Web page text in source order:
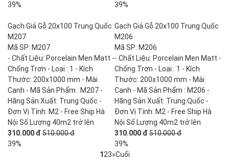
39%
39%
Gạch Giả Gỗ 20x100 Trung Quốc
M207
Mã SP: M207
- Chất Liệu: Porcelain Men Matt -
Chống Trơn - Loại : 1 - Kích
Thước: 200x1000 mm - Mài
Cạnh - Mã Sản Phẩm : M207 -
Hãng Sản Xuất: Trung Quốc -
Đơn Vị Tính: M2 - Free Ship Hà
Nội Số Lượng 40m2 trở lên
310.000 đ 510.000 đ
39%
Gạch Giả Gỗ 20x100 Trung Quốc
M206
Mã SP: M206
- Chất Liệu: Porcelain Men Matt -
Chống Trơn - Loại : 1 - Kích
Thước: 200x1000 mm - Mài
Cạnh - Mã Sản Phẩm : M206 -
Hãng Sản Xuất: Trung Quốc -
Đơn Vị Tính: M2 - Free Ship Hà
Nội Số Lượng 40m2 trở lên
310.000 đ 510.000 đ
39%
1 23»Cuối